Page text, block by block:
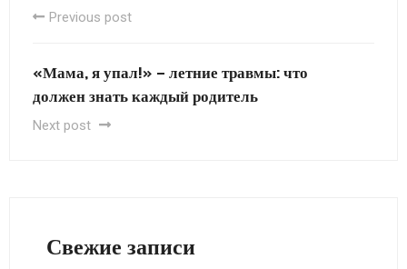
Previous post
«Мама, я упал!» – летние травмы: что
должен знать каждый родитель
Next post
Свежие записи